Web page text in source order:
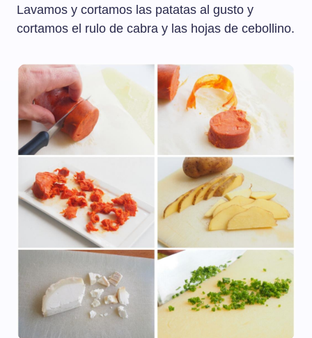
Lavamos y cortamos las patatas al gusto y
cortamos el rulo de cabra y las hojas de cebollino.